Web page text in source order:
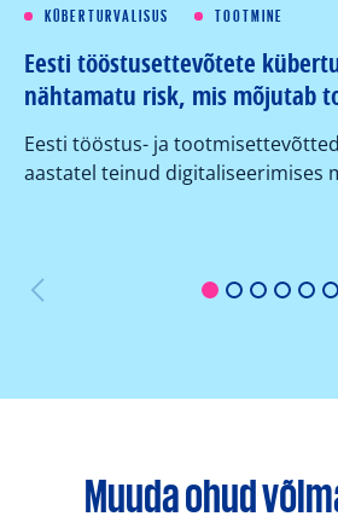
1 2 3 4 5 6
KÜBERTURVALISUS TOOTMINE
Eesti tööstusettevõtete
nähtamatu risk, mis mõjutab
Eesti tööstus- ja
aastatel teinud digitaliseerimises
Muuda ohud